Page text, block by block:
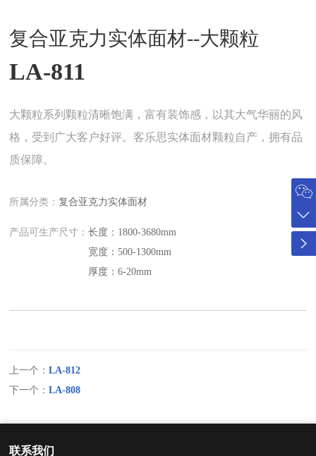
复合亚克力实体面材--大颗粒
LA-811
大颗粒系列颗粒清晰饱满，富有装饰感，以其大气华丽的风
格，受到广大客户好评。客乐思实体面材颗粒自产，拥有品
质保障。
所属分类：复合亚克力实体面材
产品可生产尺寸：长度：1800-3680mm
宽度：500-1300mm
厚度：6-20mm
上一个：LA-812
下一个：LA-808
联系我们